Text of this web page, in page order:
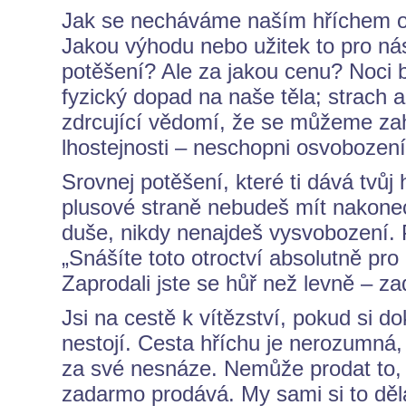
Jak se necháváme naším hříchem
Jakou výhodu nebo užitek to pro
potěšení? Ale za jakou cenu? Noci
fyzický dopad na naše těla; strach
zdrcující vědomí, že se můžeme
lhostejnosti – neschopni
Srovnej potěšení, které ti dává
plusové straně nebudeš mít
duše, nikdy nenajdeš
„Snášíte toto otroctví absolutně
Zaprodali jste se hůř než levně –
Jsi na cestě k vítězství, pokud si
nestojí. Cesta hříchu je
za své nesnáze. Nemůže prodat
zadarmo prodává. My sami si to